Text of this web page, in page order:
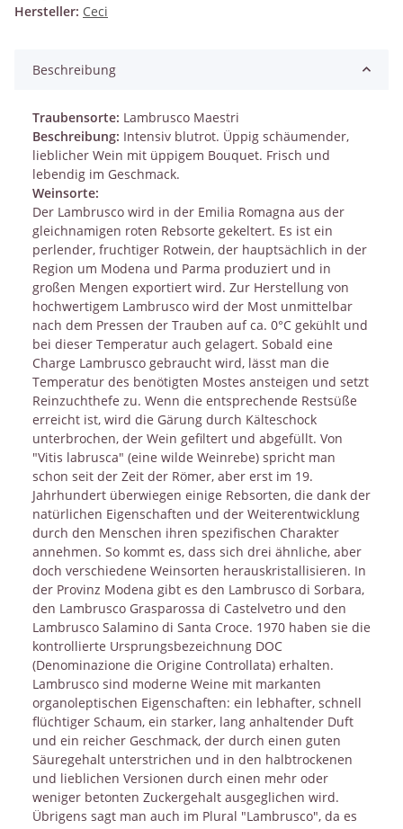
Hersteller: Ceci
Beschreibung
Traubensorte: Lambrusco Maestri
Beschreibung: Intensiv blutrot. Üppig schäumender,
lieblicher Wein mit üppigem Bouquet. Frisch und
lebendig im Geschmack.
Weinsorte:
Der Lambrusco wird in der Emilia Romagna aus der
gleichnamigen roten Rebsorte gekeltert. Es ist ein
perlender, fruchtiger Rotwein, der hauptsächlich in der
Region um Modena und Parma produziert und in
großen Mengen exportiert wird. Zur Herstellung von
hochwertigem Lambrusco wird der Most unmittelbar
nach dem Pressen der Trauben auf ca. 0°C gekühlt und
bei dieser Temperatur auch gelagert. Sobald eine
Charge Lambrusco gebraucht wird, lässt man die
Temperatur des benötigten Mostes ansteigen und setzt
Reinzuchthefe zu. Wenn die entsprechende Restsüße
erreicht ist, wird die Gärung durch Kälteschock
unterbrochen, der Wein gefiltert und abgefüllt. Von
"Vitis labrusca" (eine wilde Weinrebe) spricht man
schon seit der Zeit der Römer, aber erst im 19.
Jahrhundert überwiegen einige Rebsorten, die dank der
natürlichen Eigenschaften und der Weiterentwicklung
durch den Menschen ihren spezifischen Charakter
annehmen. So kommt es, dass sich drei ähnliche, aber
doch verschiedene Weinsorten herauskristallisieren. In
der Provinz Modena gibt es den Lambrusco di Sorbara,
den Lambrusco Grasparossa di Castelvetro und den
Lambrusco Salamino di Santa Croce. 1970 haben sie die
kontrollierte Ursprungsbezeichnung DOC
(Denominazione die Origine Controllata) erhalten.
Lambrusco sind moderne Weine mit markanten
organoleptischen Eigenschaften: ein lebhafter, schnell
flüchtiger Schaum, ein starker, lang anhaltender Duft
und ein reicher Geschmack, der durch einen guten
Säuregehalt unterstrichen und in den halbtrockenen
und lieblichen Versionen durch einen mehr oder
weniger betonten Zuckergehalt ausgeglichen wird.
Übrigens sagt man auch im Plural "Lambrusco", da es